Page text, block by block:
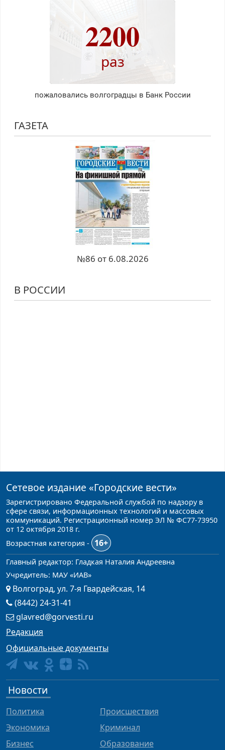
2200
раз
пожаловались волгоградцы в Банк России
ГАЗЕТА
№86 от 6.08.2026
В РОССИИ
Сетевое издание «Городские вести»
Зарегистрировано Федеральной службой по надзору в
сфере связи, информационных технологий и массовых
коммуникаций. Регистрационный номер ЭЛ № ФС77-73950
от 12 октября 2018 г.
Возрастная категория -
16+
Главный редактор: Гладкая Наталия Андреевна
Учредитель: МАУ «ИАВ»
Волгоград, ул. 7-я Гвардейская, 14
(8442) 24-31-41
glavred@gorvesti.ru
Редакция
Официальные документы
Новости
Политика
Экономика
Бизнес
Происшествия
Криминал
Образование